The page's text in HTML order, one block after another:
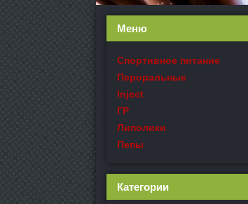
Меню
Спортивное питание
Пероральные
Inject
ГР
Липолики
Пепы
Категории